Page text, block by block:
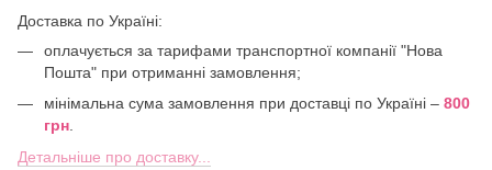
Доставка по Україні:
оплачується за тарифами транспортної компанії "Нова
Пошта" при отриманні замовлення;
мінімальна сума замовлення при доставці по Україні – 800
грн
Детальніше про доставку...